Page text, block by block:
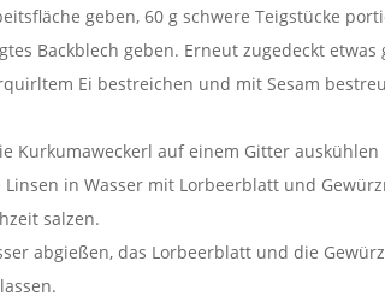
geben, 60 g schwere Teigstücke
Backblech geben. Erneut zugedeckt etwas
Ei bestreichen und mit Sesam
Kurkumaweckerl auf einem Gitter auskühlen
Linsen in Wasser mit Lorbeerblatt und
salzen.
abgießen, das Lorbeerblatt und die